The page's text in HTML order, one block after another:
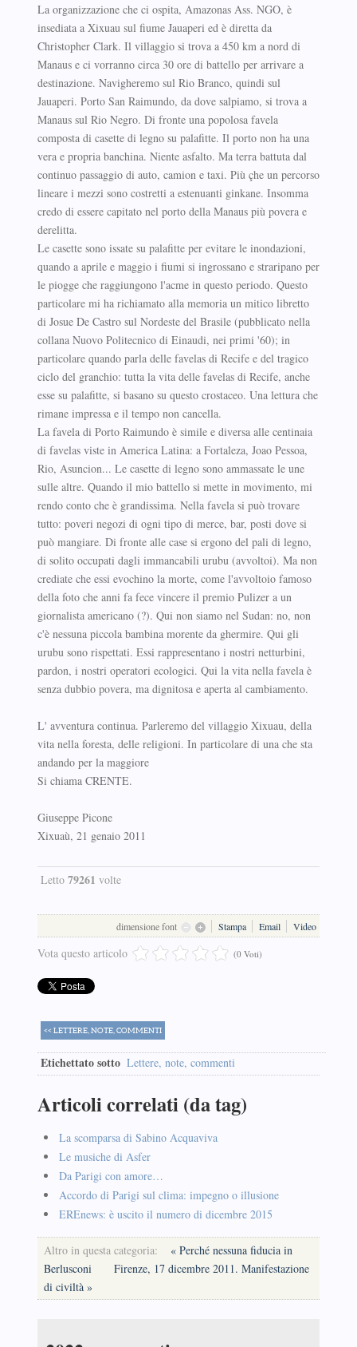
La organizzazione che ci ospita, Amazonas Ass. NGO, è
insediata a Xixuau sul fiume Jauaperi ed è diretta da
Christopher Clark. Il villaggio si trova a 450 km a nord di
Manaus e ci vorranno circa 30 ore di battello per arrivare a
destinazione. Navigheremo sul Rio Branco, quindi sul
Jauaperi. Porto San Raimundo, da dove salpiamo, si trova a
Manaus sul Rio Negro. Di fronte una popolosa favela
composta di casette di legno su palafitte. Il porto non ha una
vera e propria banchina. Niente asfalto. Ma terra battuta dal
continuo passaggio di auto, camion e taxi. Più çhe un percorso
lineare i mezzi sono costretti a estenuanti ginkane. Insomma
credo di essere capitato nel porto della Manaus più povera e
derelitta.
Le casette sono issate su palafitte per evitare le inondazioni,
quando a aprile e maggio i fiumi si ingrossano e straripano per
le piogge che raggiungono l'acme in questo periodo. Questo
particolare mi ha richiamato alla memoria un mitico libretto
di Josue De Castro sul Nordeste del Brasile (pubblicato nella
collana Nuovo Politecnico di Einaudi, nei primi '60); in
particolare quando parla delle favelas di Recife e del tragico
ciclo del granchio: tutta la vita delle favelas di Recife, anche
esse su palafitte, si basano su questo crostaceo. Una lettura che
rimane impressa e il tempo non cancella.
La favela di Porto Raimundo è simile e diversa alle centinaia
di favelas viste in America Latina: a Fortaleza, Joao Pessoa,
Rio, Asuncion... Le casette di legno sono ammassate le une
sulle altre. Quando il mio battello si mette in movimento, mi
rendo conto che è grandissima. Nella favela si può trovare
tutto: poveri negozi di ogni tipo di merce, bar, posti dove si
può mangiare. Di fronte alle case si ergono del pali di legno,
di solito occupati dagli immancabili urubu (avvoltoi). Ma non
crediate che essi evochino la morte, come l'avvoltoio famoso
della foto che anni fa fece vincere il premio Pulizer a un
giornalista americano (?). Qui non siamo nel Sudan: no, non
c'è nessuna piccola bambina morente da ghermire. Qui gli
urubu sono rispettati. Essi rappresentano i nostri netturbini,
pardon, i nostri operatori ecologici. Qui la vita nella favela è
senza dubbio povera, ma dignitosa e aperta al cambiamento.
L' avventura continua. Parleremo del villaggio Xixuau, della
vita nella foresta, delle religioni. In particolare di una che sta
andando per la maggiore
Si chiama CRENTE.
Giuseppe Picone
Xixuaù, 21 genaio 2011
Letto 79261 volte
dimensione font Stampa Email Video
Vota questo articolo (0 Voti)
<< LETTERE, NOTE, COMMENTI
Etichettato sotto Lettere, note, commenti
Articoli correlati (da tag)
La scomparsa di Sabino Acquaviva
Le musiche di Asfer
Da Parigi con amore…
Accordo di Parigi sul clima: impegno o illusione
EREnews: è uscito il numero di dicembre 2015
Altro in questa categoria:
« Perché nessuna fiducia in
Berlusconi
Firenze, 17 dicembre 2011. Manifestazione
di civiltà »